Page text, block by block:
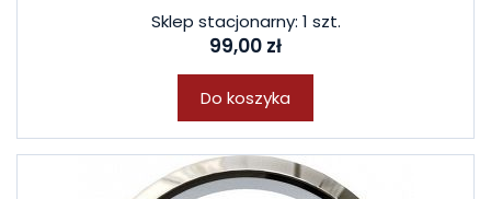
Sklep stacjonarny: 1 szt.
99,00 zł
Do koszyka